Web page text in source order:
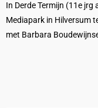
In Derde Termijn (11e
Mediapark in Hilversum
met Barbara